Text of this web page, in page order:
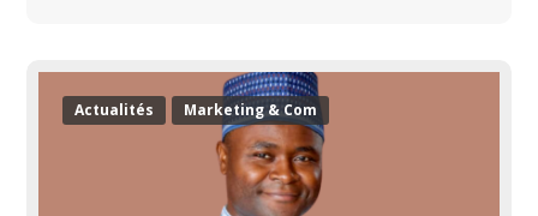
Actualités Marketing & Com